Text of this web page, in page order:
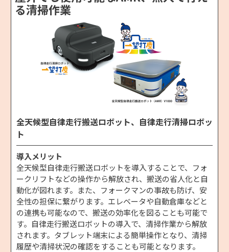
る清掃作業
全天候型自律走行搬送ロボット、自律走行清掃ロボッ
ト
導入メリット
全天候型自律走行搬送ロボットを導入することで、フォ
ークリフトなどの操作から解放され、搬送の省人化と自
動化が図れます。また、フォークマンの事故も防げ、安
全性の担保に繋がります。エレベータや自動倉庫などと
の連携も可能なので、搬送の効率化を図ることも可能で
す。自律走行搬送ロボットの導入で、清掃作業から解放
されます。タブレット端末による簡単操作となり、清掃
履歴や清掃状況の確認をすることも可能となります。